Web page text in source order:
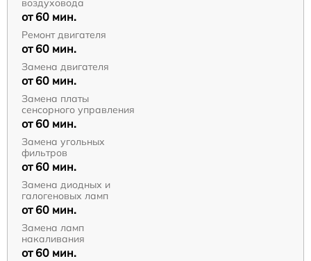
воздуховода
от 60 мин.
Ремонт двигателя
от 60 мин.
Замена двигателя
от 60 мин.
Замена платы
сенсорного управления
от 60 мин.
Замена угольных
фильтров
от 60 мин.
Замена диодных и
галогеновых ламп
от 60 мин.
Замена ламп
накаливания
от 60 мин.